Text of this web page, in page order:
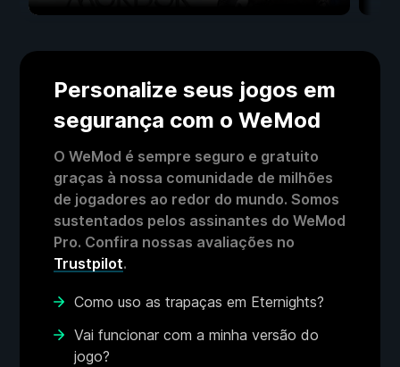
Personalize seus jogos em
segurança com o WeMod
O WeMod é sempre seguro e gratuito
graças à nossa comunidade de milhões
de jogadores ao redor do mundo. Somos
sustentados pelos assinantes do WeMod
Pro. Confira nossas avaliações no
Trustpilot.
Como uso as trapaças em Eternights?
Vai funcionar com a minha versão do
jogo?